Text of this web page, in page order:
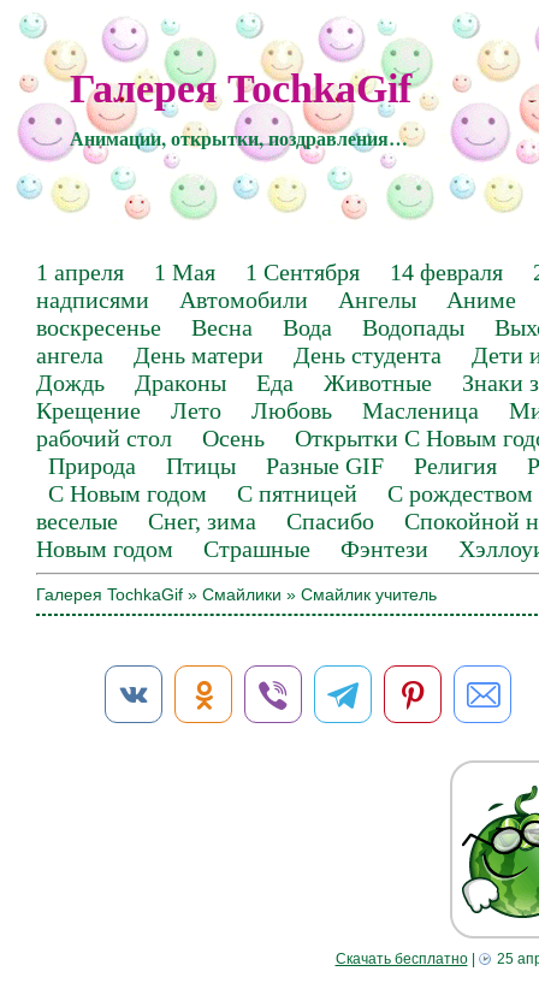
Галерея TochkaGif
Анимации, открытки, поздравления…
1 апреля 1 Мая 1 Сентября 14 февраля
надписями
Автомобили Ангелы
Аниме
воскресенье
Весна Вода Водопады
ангела
День матери День студента
Дети
Дождь
Драконы Еда Животные
Знаки
Крещение
Лето Любовь Масленица
рабочий стол
Осень
Открытки С Новым
Природа
Птицы Разные GIF Религия
С Новым годом
С пятницей
С рождеством
веселые
Снег, зима Спасибо
Спокойной
Новым годом
Страшные Фэнтези
Галерея TochkaGif » Смайлики » Смайлик учитель
Скачать бесплатно| 25